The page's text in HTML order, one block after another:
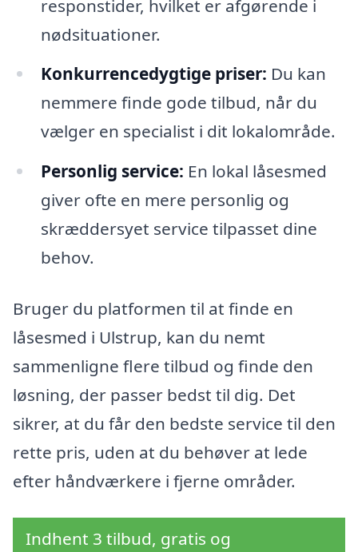
responstider, hvilket er afgørende i
nødsituationer.
Konkurrencedygtige priser: Du kan
nemmere finde gode tilbud, når du
vælger en specialist i dit lokalområde.
Personlig service: En lokal låsesmed
giver ofte en mere personlig og
skræddersyet service tilpasset dine
behov.
Bruger du platformen til at finde en
låsesmed i Ulstrup, kan du nemt
sammenligne flere tilbud og finde den
løsning, der passer bedst til dig. Det
sikrer, at du får den bedste service til den
rette pris, uden at du behøver at lede
efter håndværkere i fjerne områder.
Indhent 3 tilbud, gratis og